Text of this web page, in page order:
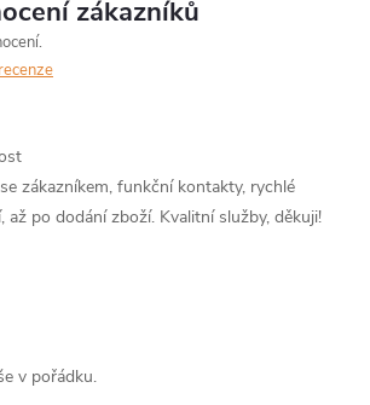
zákazníků
zákazníkem, funkční kontakty, rychlé
až po dodání zboží. Kvalitní služby, děkuji!
v pořádku.